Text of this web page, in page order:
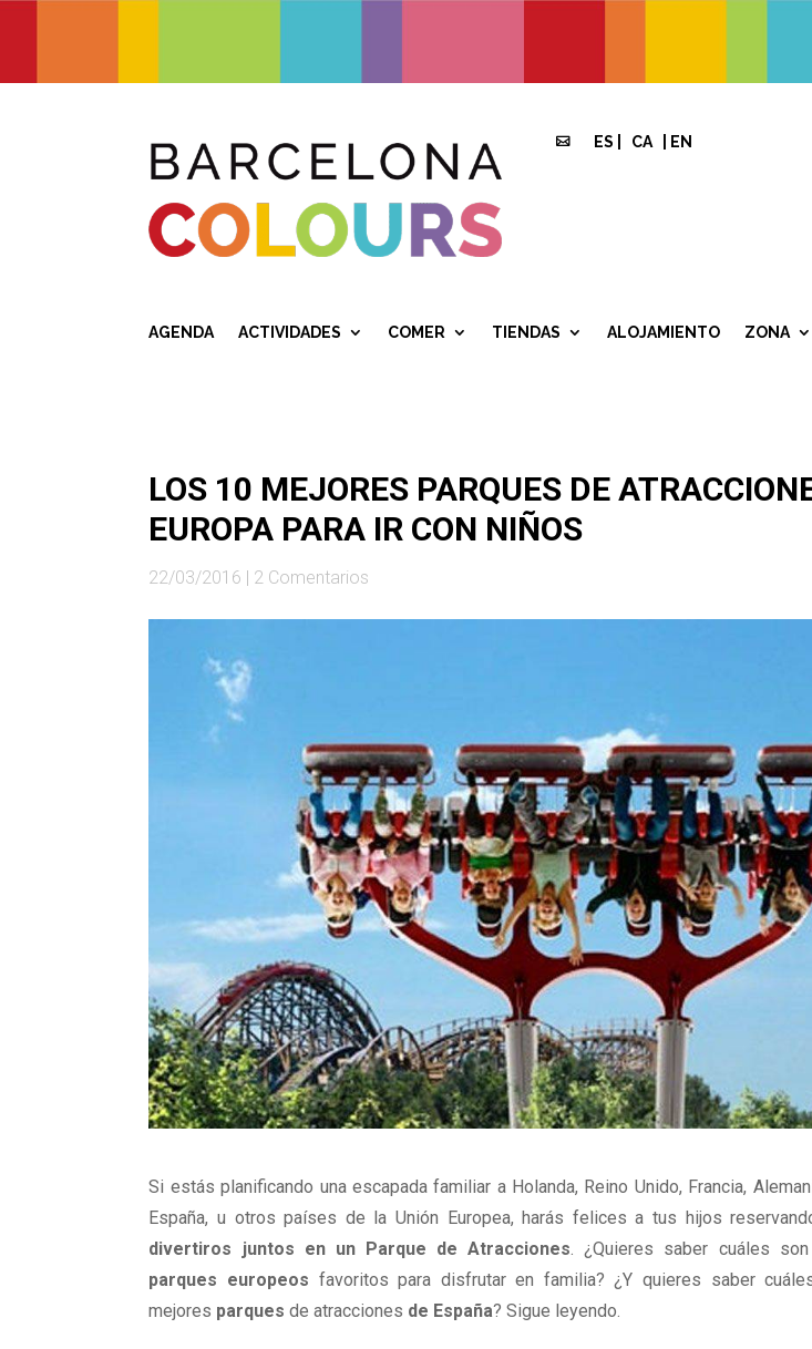
 ES CA EN
AGENDA ACTIVIDADES COMER TIENDAS ALOJAMIENTO ZONA
LOS 10 MEJORES PARQUES DE
EUROPA PARA IR CON NIÑOS
22/03/2016 | 2 Comentarios
Si estás planificando una escapada familiar a Holanda, Reino Unido, Francia,
España, u otros países de la Unión Europea, harás felices a tus hijos
divertiros juntos en un Parque de Atracciones . ¿Quieres saber cuáles
parques europeos favoritos para disfrutar en familia? ¿Y quieres saber
mejores parquesde atracciones de España? Sigue leyendo.